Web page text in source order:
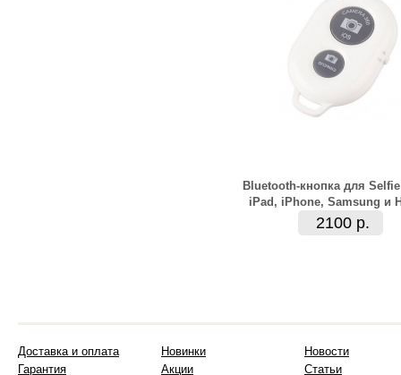
Bluetooth-кнопка для
iPad, iPhone, Samsung и
2100 р.
Доставка и оплата
Гарантия
Новинки
Акции
Новости
Статьи